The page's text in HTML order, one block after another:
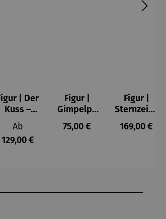
| Der
Kuss –
Gustav
Klimt
Regulärer Preis:
Ab
129,00 €
Figur |
Gimpelpa
ar
Regulärer Preis:
75,00 €
Figur |
Sternzeich
en -
männlich
Regulärer
169,00 €